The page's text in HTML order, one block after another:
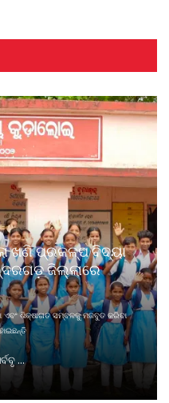
ଖଣି ପ୍ରକଳ୍ପ ବିଦ୍ୟା
ଜିଲ୍ଲାରେ
ଏବଂ ଶିକ୍ଷାଗତ ସମ୍ବଳକୁ ମଜବୁତ କରିବା
...